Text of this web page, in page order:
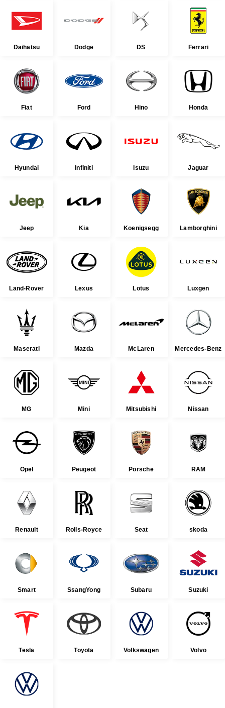
Daihatsu Dodge DS Ferrari
Fiat Ford Hino Honda
Hyundai Infiniti Isuzu Jaguar
Jeep Kia Koenigsegg Lamborghini
Land-Rover Lexus Lotus Luxgen
Maserati Mazda McLaren Mercedes-Benz
MG Mini Mitsubishi Nissan
Opel Peugeot Porsche RAM
Renault Rolls-Royce Seat skoda
Smart SsangYong Subaru Suzuki
Tesla Toyota Volkswagen Volvo